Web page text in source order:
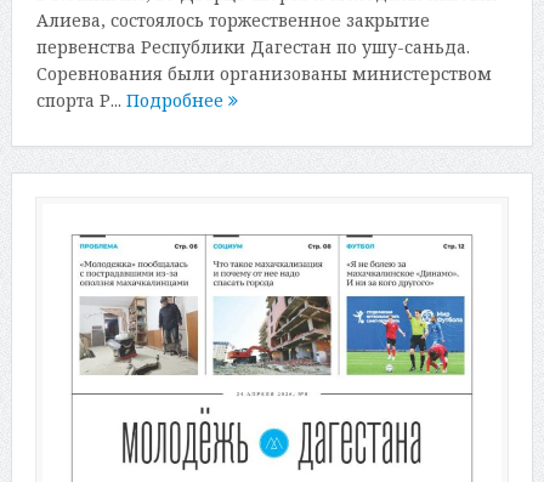
Алиева, состоялось торжественное закрытие
первенства Республики Дагестан по ушу-саньда.
Соревнования были организованы министерством
спорта Р... Подробнее